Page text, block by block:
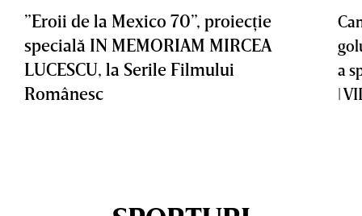
”Eroii de la Mexico 70”, proiecţie
specială IN MEMORIAM MIRCEA
LUCESCU, la Serile Filmului
Românesc
a
|